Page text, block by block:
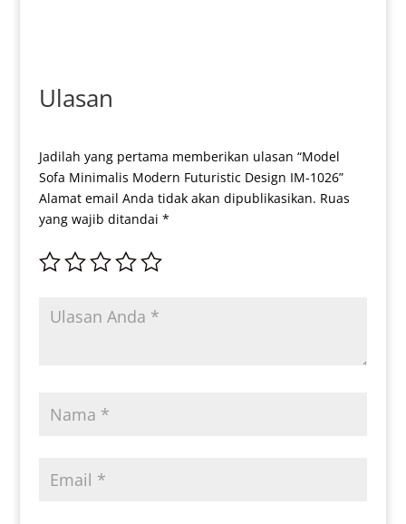
Ulasan
Jadilah yang pertama memberikan ulasan “Model
Sofa Minimalis Modern Futuristic Design IM-1026”
Alamat email Anda tidak akan dipublikasikan. Ruas
yang wajib ditandai *